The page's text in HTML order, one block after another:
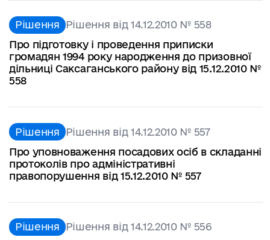
Рішення Рішення від 14.12.2010 № 558
Про підготовку і проведення приписки
громадян 1994 року народження до призовної
дільниці Саксаганського району від 15.12.2010 №
558
Рішення Рішення від 14.12.2010 № 557
Про уповноваження посадових осіб в складанні
протоколів про адміністративні
правопорушення від 15.12.2010 № 557
Рішення Рішення від 14.12.2010 № 556